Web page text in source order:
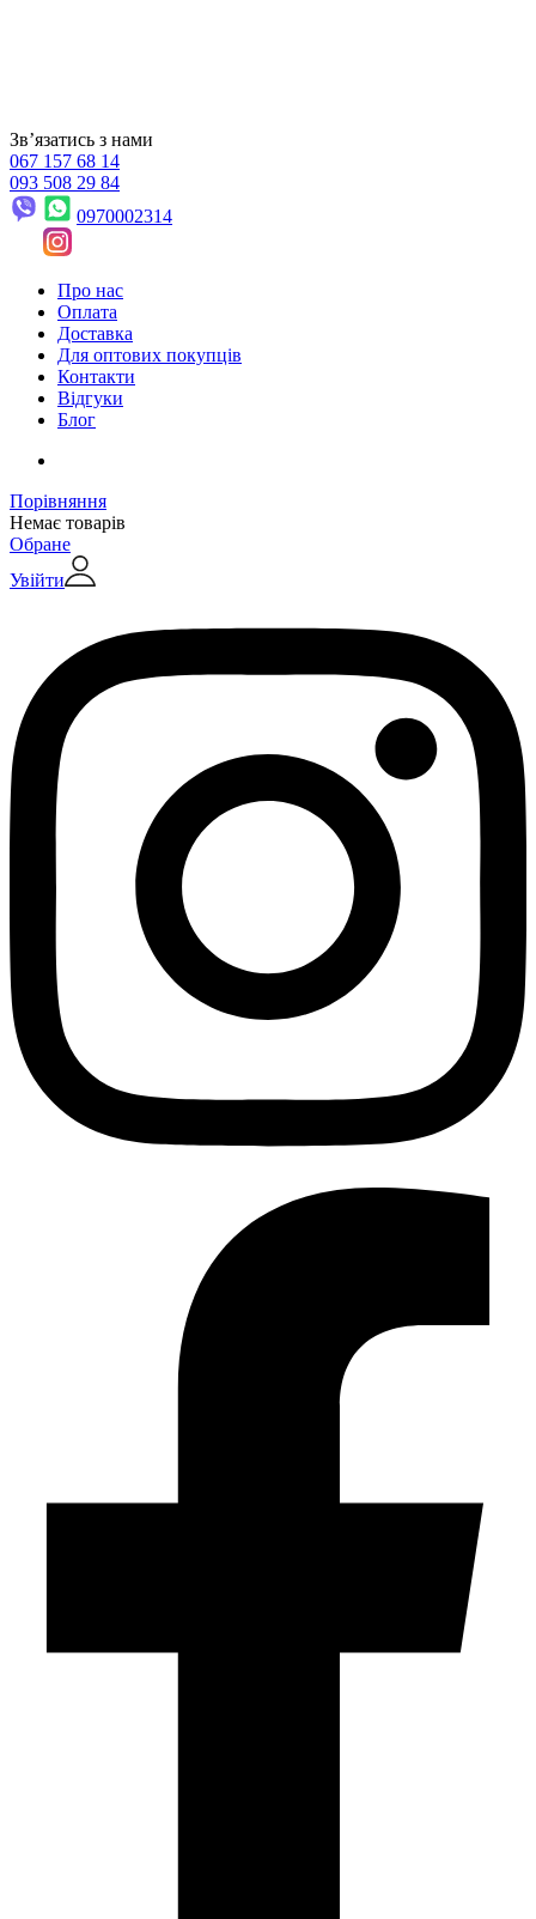
Звʼязатись з нами
067 157 68 14
093 508 29 84
0970002314
Про нас
Оплата
Доставка
Для оптових покупців
Контакти
Відгуки
Блог
Порівняння
Немає товарів
Обране
Увійти